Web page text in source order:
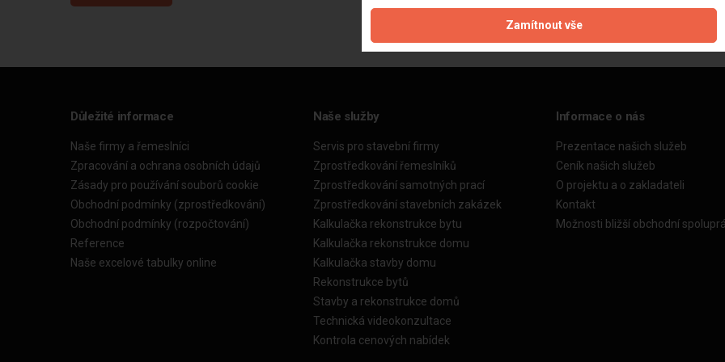
Důležité informace
Naše firmy a řemeslníci
Zpracování a ochrana osobních údajů
Zásady pro používání souborů cookie
Obchodní podmínky (zprostředkování)
Obchodní podmínky (rozpočtování)
Reference
Naše excelové tabulky online
Naše služby
Servis pro stavební firmy
Zprostředkování řemeslníků
Zprostředkování samotných prací
Zprostředkování stavebních zakázek
Kalkulačka rekonstrukce bytu
Kalkulačka rekonstrukce domu
Kalkulačka stavby domu
Rekonstrukce bytů
Stavby a rekonstrukce domů
Technická videokonzultace
Kontrola cenových nabídek
Informace o nás
Prezentace našich služeb
Ceník našich služeb
O projektu a o zakladateli
Kontakt
Možnosti bližší obchodní
Zamítnout vše